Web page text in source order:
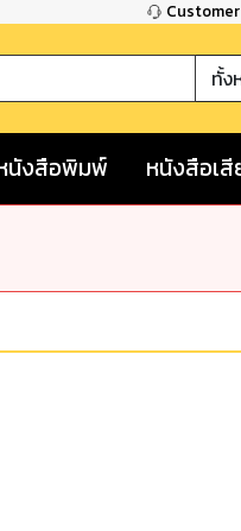
ทั้ง
นังสือพิมพ์ หนังสือเสี